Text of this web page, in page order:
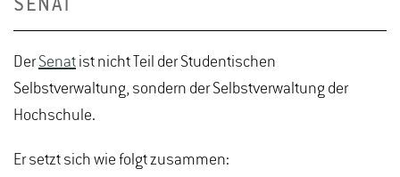
SENAT
DerSenat ist nicht Teil der Studentischen
Selbstverwaltung, sondern der Selbstverwaltung der
Hochschule.
Er setzt sich wie folgt zusammen: